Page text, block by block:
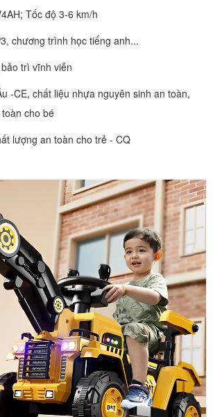
Tốc độ 3-6 km/h
chương trình học tiếng anh...
trì vĩnh viễn
-CE, chất liệu nhựa nguyên sinh an toàn,
cho bé
lượng an toàn cho trẻ - CQ